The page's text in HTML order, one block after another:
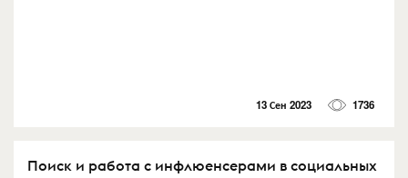
13 Сен 2023 1736
Поиск и работа с инфлюенсерами в социальных